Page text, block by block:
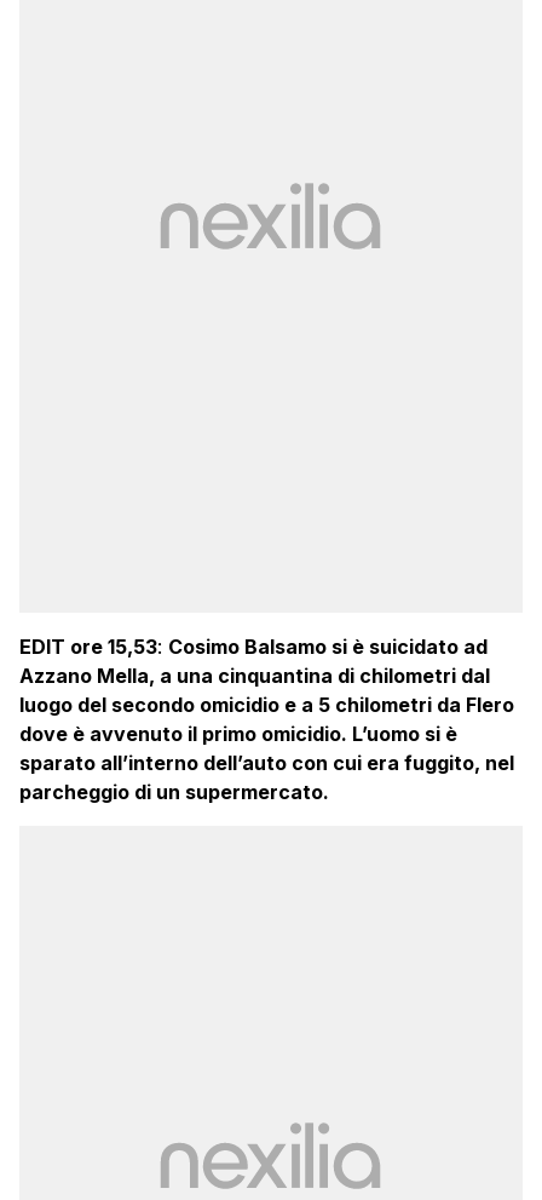
EDIT ore 15,53: Cosimo Balsamo si è suicidato ad
Azzano Mella, a una cinquantina di chilometri dal
luogo del secondo omicidio e a 5 chilometri da Flero
dove è avvenuto il primo omicidio. L’uomo si è
sparato all’interno dell’auto con cui era fuggito, nel
parcheggio di un supermercato.